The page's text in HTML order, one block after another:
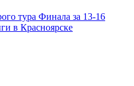
тура Финала за 13-16
в Красноярске